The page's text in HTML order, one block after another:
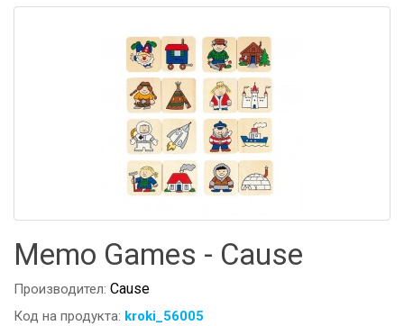
Memo Games - Cause
Производител: Cause
Код на продукта: kroki_56005